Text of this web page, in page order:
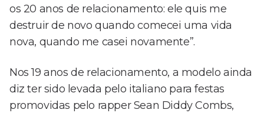
os 20 anos de relacionamento: ele quis me
destruir de novo quando comecei uma vida
nova, quando me casei novamente”.
Nos 19 anos de relacionamento, a modelo ainda
diz ter sido levada pelo italiano para festas
promovidas pelo rapper Sean Diddy Combs,